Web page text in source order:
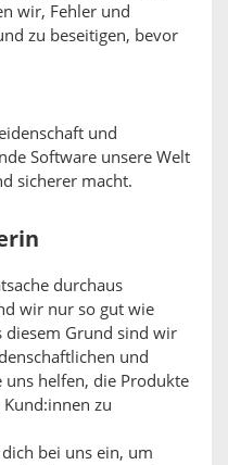
wir, Fehler und
zu beseitigen, bevor
und
Software unsere Welt
sicherer macht.
durchaus
wir nur so gut wie
diesem Grund sind wir
und
uns helfen, die Produkte
zu
bei uns ein, um